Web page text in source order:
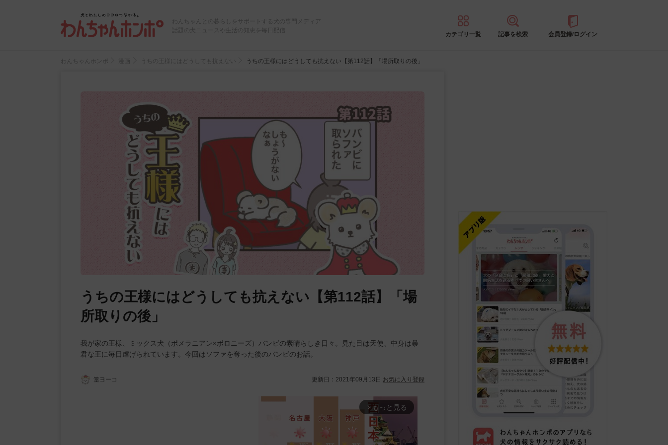
わんちゃんとの暮らしをサポートする犬の専門メディア
話題の犬ニュースや生活の知恵を毎日配信
カテゴリ一覧 記事を検索 会員登録/ログイン
わんちゃんホンポ うちの王様にはどうしても抗えない うちの王様にはどうしても抗えない【第112話】「場所取りの後」
うちの王様にはどうしても抗えない【第112話】「場
所取りの後」
我が家の王様、ミックス犬（ポメラニアン×ボロニーズ）バンビの素晴らしき日々。見た目は天使、中身は暴
君な王に毎日虐げられています。今回はソファを奪った後のバンビのお話。
篁ヨーコ 更新日： 2021年09月13日 お気に入り登録
arrow_forward_ios もっと見る